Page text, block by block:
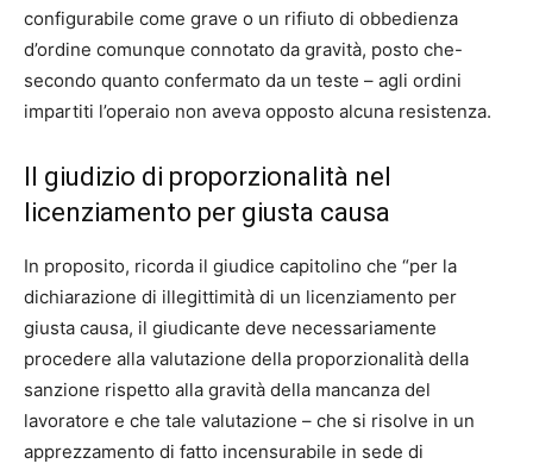
configurabile come grave o un rifiuto di obbedienza
d’ordine comunque connotato da gravità, posto che-
secondo quanto confermato da un teste – agli ordini
impartiti l’operaio non aveva opposto alcuna resistenza.
Il giudizio di proporzionalità nel
licenziamento per giusta causa
In proposito, ricorda il giudice capitolino che “per la
dichiarazione di illegittimità di un licenziamento per
giusta causa, il giudicante deve necessariamente
procedere alla valutazione della proporzionalità della
sanzione rispetto alla gravità della mancanza del
lavoratore e che tale valutazione – che si risolve in un
apprezzamento di fatto incensurabile in sede di